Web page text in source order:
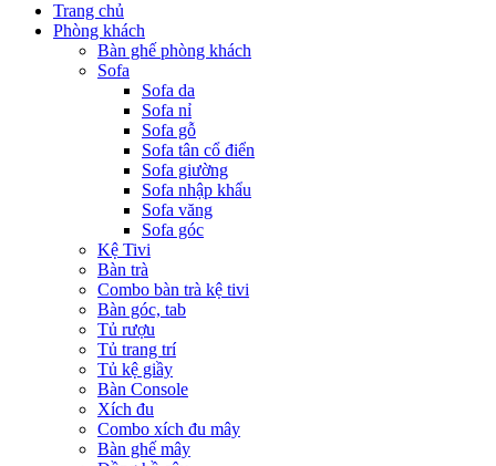
Trang chủ
Phòng khách
Bàn ghế phòng khách
Sofa
Sofa da
Sofa nỉ
Sofa gỗ
Sofa tân cổ điển
Sofa giường
Sofa nhập khẩu
Sofa văng
Sofa góc
Kệ Tivi
Bàn trà
Combo bàn trà kệ tivi
Bàn góc, tab
Tủ rượu
Tủ trang trí
Tủ kệ giầy
Bàn Console
Xích đu
Combo xích đu mây
Bàn ghế mây